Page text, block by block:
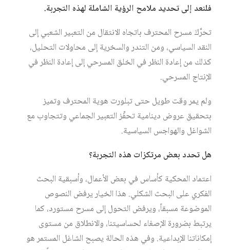
فلنعد إلى تحديد ملامح الرؤية الشاملة لهذه التجربة.
تحرَّكَ مسرح المحترف باتجاه الانتقال من التعبير الشعبي إلى
النقد السياسي، ومن التندر والسخرية إلى محاولات التحليل،
كذلك من إعادة النظر في الخلق المسرحي إلى إعادة النظر في
الإنتاج المسرحي.
ولم يمر وقت طويل حتى تبلورت هوية المحترف وتميز
بتحقيق عروض دينامية تحفِّز التعبير الجماعي وتتجاوب مع
الشواغل والهواجس السياسية.
هل تحدد بعض مرتكزات هذه التجربة؟
اعتماد المحكية كأساس في بعض الأعمال، وأسبقية البحث
الفكري على البحث الشكلي. هذا الخيار يرفض النصوص
الموضوعة مسبقاً، ويرفض التحول إلى مسرح مستورد، كما
يرتبط بضرورة الإصغاء لحساسيتنا، والانطلاق من مستوى
إمكاناتنا الإبداعية. وفي هذه الحالة يصبح الشاغل المستمر هو